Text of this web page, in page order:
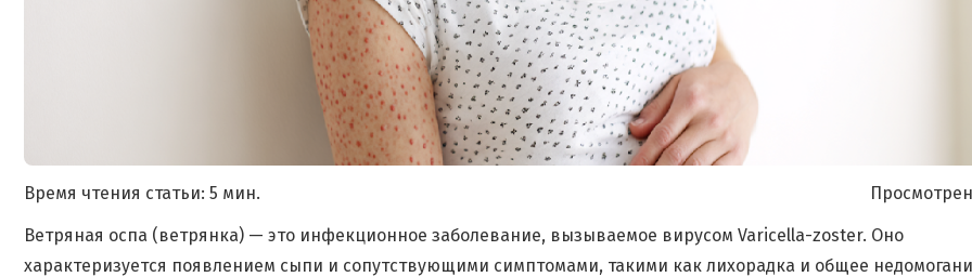
Время чтения статьи: 5 мин.
Ветряная оспа (ветрянка) — это инфекционное заболевание, вызываемое вирусом Varicella-zoster. Оно
характеризуется появлением сыпи и сопутствующими симптомами, такими как лихорадка и общее